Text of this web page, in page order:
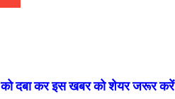
को दबा कर इस खबर को शेयर जरूर करें